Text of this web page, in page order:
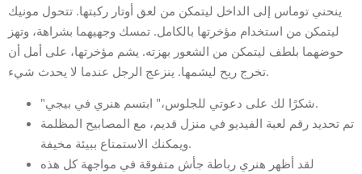
ينحني توماس إلى الداخل ليتمكن من لعق أوتار ركبتها. تتحول مونيك
ليتمكن من استخدام مؤخرتها بالكامل. تمسك وجهيهما بشراهة، وتهز
حوضهما بلطف ليتمكن من الشعور بهزته. يشم مؤخرتها، على أمل أن
تخرج ريح ليشمها. ينزعج الرجل عندما لا يحدث شيء.
"شكرًا لك على دعوتي للجلوس،" ابتسم هنري في بيجي.
تم تحديد رقم لعبة الفيديو في منزل قديم، مع المصابيح المظلمة
ويمكنك الاستمتاع ببيئة مخيفة.
لقد أظهر هنري رباطة جأش متفوقة في مواجهة كل هذه